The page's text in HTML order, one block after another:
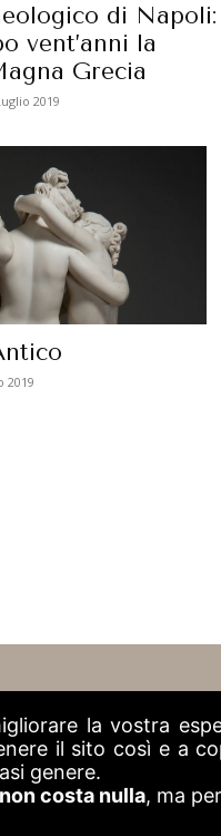
di Napoli:
vent’anni la
Grecia
2019
2019
la vostra
il sito così e a
genere.
costa nulla, ma